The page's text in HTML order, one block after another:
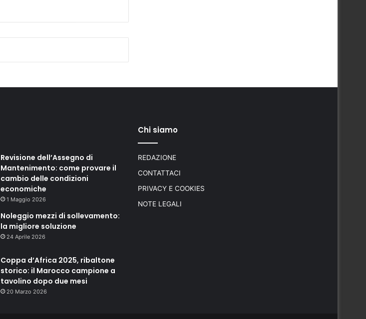
Revisione dell’Assegno di
Mantenimento: come provare il
cambio delle condizioni
economiche
1 Maggio 2026
Noleggio mezzi di sollevamento:
la migliore soluzione
24 Aprile 2026
Coppa d’Africa 2025, ribaltone
storico: il Marocco campione a
tavolino dopo due mesi
20 Marzo 2026
Chi siamo
REDAZIONE
CONTATTACI
PRIVACY E COOKIES
NOTE LEGALI